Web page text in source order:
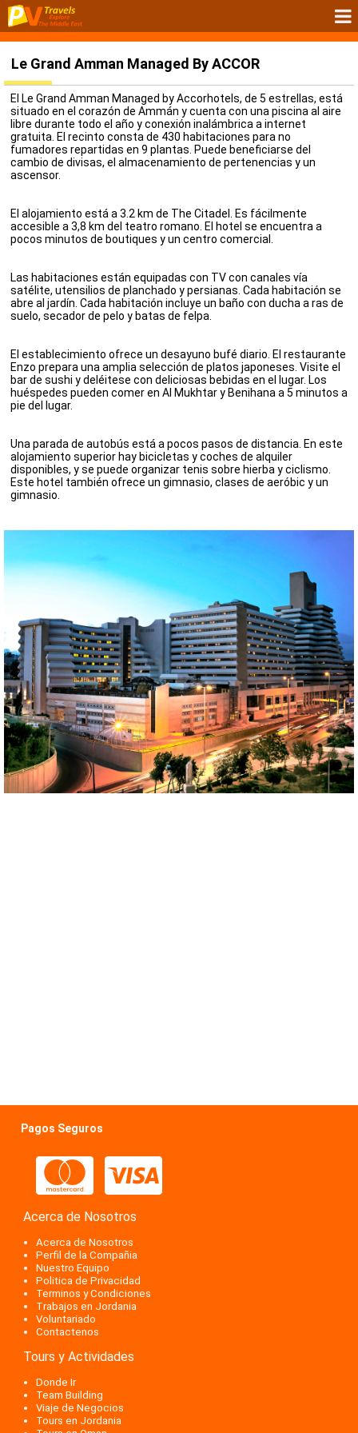
Le Grand Amman Managed By ACCOR
El Le Grand Amman Managed by Accorhotels, de 5 estrellas, está
situado en el corazón de Ammán y cuenta con una piscina al aire
libre durante todo el año y conexión inalámbrica a internet
gratuita. El recinto consta de 430 habitaciones para no
fumadores repartidas en 9 plantas. Puede beneficiarse del
cambio de divisas, el almacenamiento de pertenencias y un
ascensor.
El alojamiento está a 3.2 km de The Citadel. Es fácilmente
accesible a 3,8 km del teatro romano. El hotel se encuentra a
pocos minutos de boutiques y un centro comercial.
Las habitaciones están equipadas con TV con canales vía
satélite, utensilios de planchado y persianas. Cada habitación se
abre al jardín. Cada habitación incluye un baño con ducha a ras de
suelo, secador de pelo y batas de felpa.
El establecimiento ofrece un desayuno bufé diario. El restaurante
Enzo prepara una amplia selección de platos japoneses. Visite el
bar de sushi y deléitese con deliciosas bebidas en el lugar. Los
huéspedes pueden comer en Al Mukhtar y Benihana a 5 minutos a
pie del lugar.
Una parada de autobús está a pocos pasos de distancia. En este
alojamiento superior hay bicicletas y coches de alquiler
disponibles, y se puede organizar tenis sobre hierba y ciclismo.
Este hotel también ofrece un gimnasio, clases de aeróbic y un
gimnasio.
Pagos Seguros
Acerca de Nosotros
Acerca de Nosotros
Perfil de la Compañia
Nuestro Equipo
Politica de Privacidad
Terminos y Condiciones
Trabajos en Jordania
Voluntariado
Contactenos
Tours y Actividades
Donde Ir
Team Building
Viaje de Negocios
Tours en Jordania